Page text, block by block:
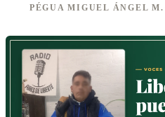
PÉGUA MIGUEL ÁNGEL M.